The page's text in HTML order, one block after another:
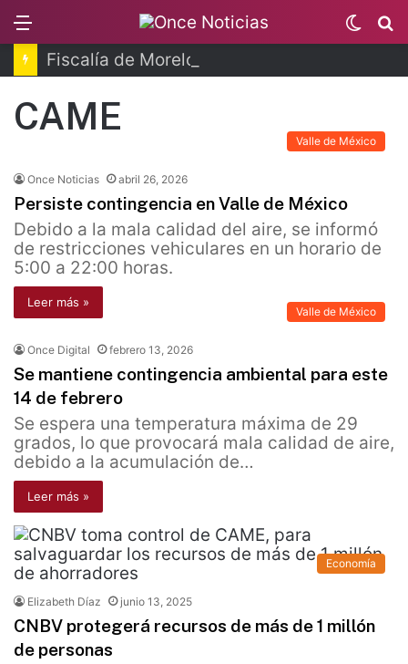
Switch
skin
CAME
Valle de México
Once Noticias abril 26, 2026
Persiste contingencia en Valle de México
Debido a la mala calidad del aire, se informó
de restricciones vehiculares en un horario de
5:00 a 22:00 horas.
Leer más »
Valle de México
Once Digital febrero 13, 2026
Se mantiene contingencia ambiental para este
14 de febrero
Se espera una temperatura máxima de 29
grados, lo que provocará mala calidad de aire,
debido a la acumulación de…
Leer más »
Economía
Elizabeth Díaz junio 13, 2025
CNBV protegerá recursos de más de 1 millón
de personas